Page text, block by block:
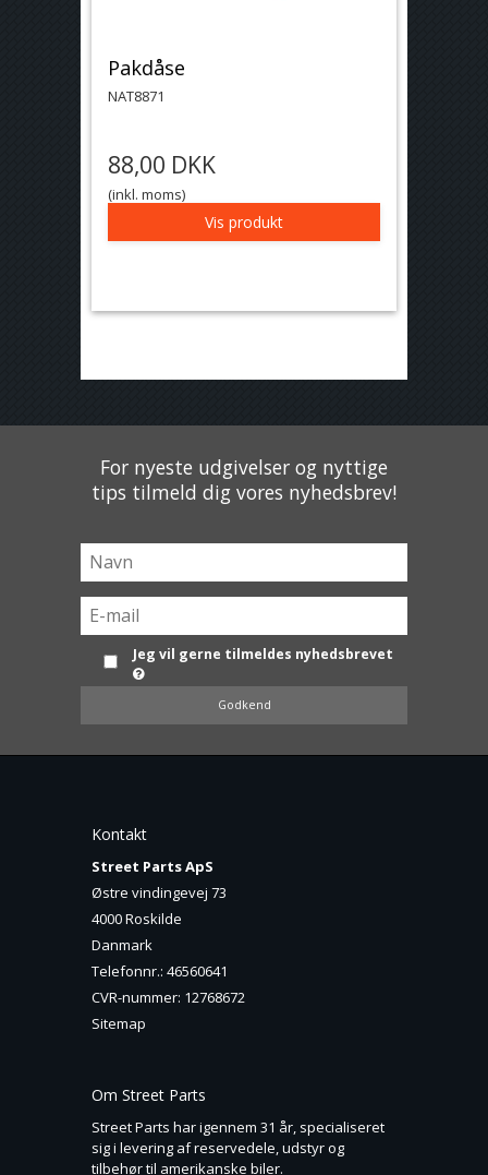
Pakdåse
NAT8871
88,00 DKK
(inkl. moms)
Vis produkt
For nyeste udgivelser og nyttige
tips tilmeld dig vores nyhedsbrev!
Jeg vil gerne tilmeldes nyhedsbrevet
Godkend
Kontakt
Street Parts ApS
Østre vindingevej 73
4000 Roskilde
Danmark
Telefonnr.: 46560641
CVR-nummer: 12768672
Sitemap
Om Street Parts
Street Parts har igennem 31 år, specialiseret
sig i levering af reservedele, udstyr og
tilbehør til amerikanske biler.